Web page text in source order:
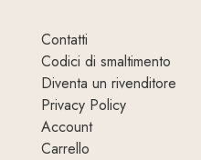
Contatti
Codici di smaltimento
Diventa un rivenditore
Privacy Policy
Account
Carrello